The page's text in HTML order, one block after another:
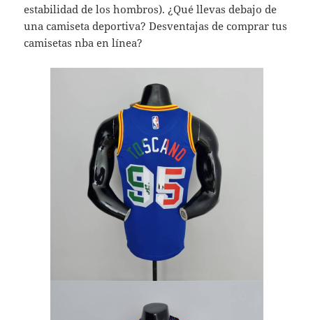
estabilidad de los hombros). ¿Qué llevas debajo de
una camiseta deportiva? Desventajas de comprar tus
camisetas nba en línea?